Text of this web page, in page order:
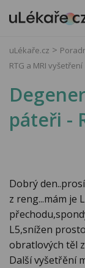
uLékaře.cz
RTG a MRI vyšetření
páteři -
Dobrý
z reng...mám je
L5,snížen
obratlových těl
Další vyšetřění